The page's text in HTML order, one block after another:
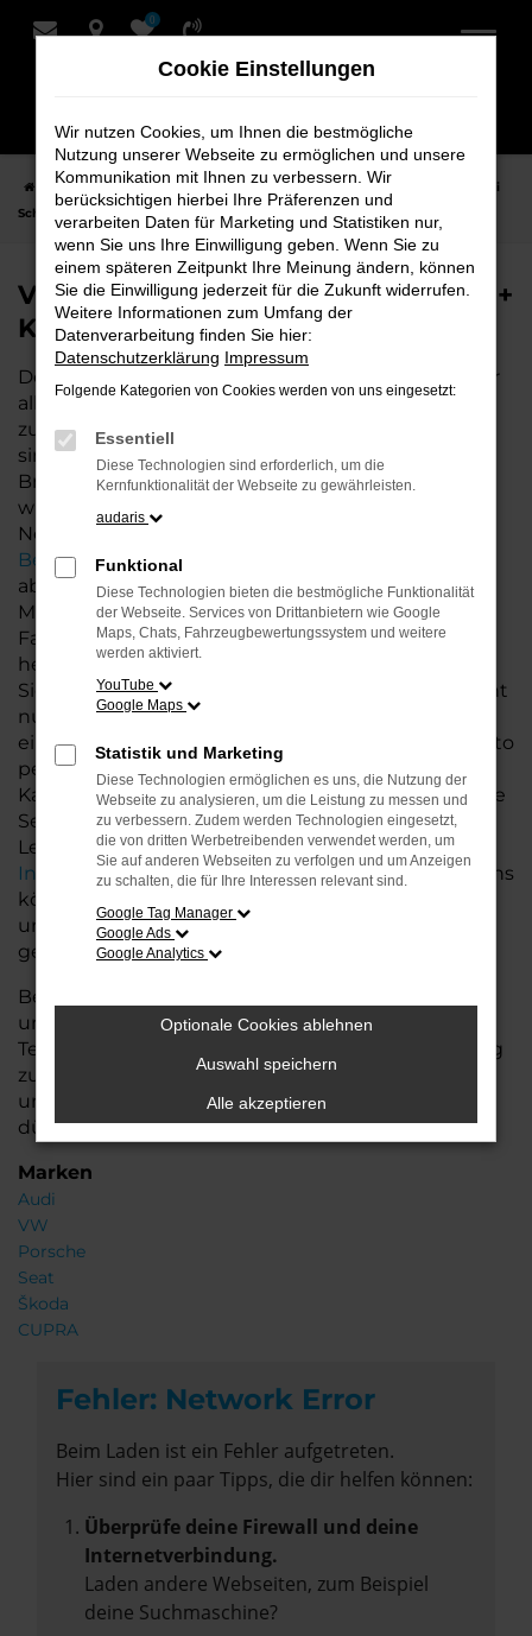
Zum
0
Startseite Hersteller VW VW Caddy
VW Caddy Neuwagen bei
Schmidt + Koch - Ihr VW Autohaus
VW Caddy Neuwagen bei Schmidt +
Koch - Ihr VW Autohaus
Der Neuwagen VW Caddy ist die perfekte Wahl für
alle, die auf der Suche nach einem modernen,
zuverlässigen und gut ausgestatteten Fahrzeug
sind. Als VW Autohaus an unseren Standorten in
Bremen, Bremerhaven und Niedersachsen bieten
wir Ihnen nicht nur eine große Auswahl an
Neuwagen, sondern auch eine
Beratung, die speziell auf Ihre Bedürfnisse
abgestimmt ist.
Mit dem VW Caddy entscheiden Sie sich für ein
Fahrzeug, das mit modernster Technologie,
herausragendem Fahrkomfort und exzellenter
Sicherheit überzeugt. Der Caddy bietet Ihnen nicht
nur ein hochwertiges Fahrerlebnis, sondern auch
eine Vielzahl an Ausstattungsoptionen, die das Auto
perfekt an Ihre Wünsche anpassen.Neben dem
Kauf Ihres Neuwagens bieten wir Ihnen zusätzliche
Services wie flexible Finanzierungs- und
Leasingmöglichkeiten sowie einefaire
InzahlungnahmeIhres aktuellen Fahrzeugs. Bei uns
können Sie den Erwerb Ihres VW Caddy so
unkompliziert und komfortabel wie möglich
gestalten.
Besuchen Sie uns und entdecken Sie die Vielfalt
unserer Neuwagen-Angebote. Unser erfahrenes
Team berät Sie gerne und hilft Ihnen, das Fahrzeug
zu finden, das perfekt zu Ihnen passt. Wir freuen
uns darauf, Sie in unserem Autohaus begrüßen zu
dürfen!
Marken
Audi
VW
Porsche
Seat
Škoda
CUPRA
Fehler: Network Error
Beim Laden ist ein Fehler aufgetreten.
Hier sind ein paar Tipps, die dir helfen können:
Überprüfe deine Firewall und deine
Internetverbindung.
Laden andere Webseiten, zum Beispiel
deine Suchmaschine?
Cookie Einstellungen
Wir nutzen Cookies, um Ihnen die bestmögliche
Nutzung unserer Webseite zu ermöglichen und unsere
Kommunikation mit Ihnen zu verbessern. Wir
berücksichtigen hierbei Ihre Präferenzen und
verarbeiten Daten für Marketing und Statistiken nur,
wenn Sie uns Ihre Einwilligung geben. Wenn Sie zu
einem späteren Zeitpunkt Ihre Meinung ändern, können
Sie die Einwilligung jederzeit für die Zukunft widerrufen.
Weitere Informationen zum Umfang der
Datenverarbeitung finden Sie hier:
Datenschutzerklärung Impressum
Folgende Kategorien von Cookies werden von uns eingesetzt:
Essentiell
Diese Technologien sind erforderlich, um die
Kernfunktionalität der Webseite zu gewährleisten.
audaris
Funktional
Diese Technologien bieten die bestmögliche Funktionalität
der Webseite. Services von Drittanbietern wie Google
Maps, Chats, Fahrzeugbewertungssystem und weitere
werden aktiviert.
YouTube
Google Maps
Statistik und Marketing
Diese Technologien ermöglichen es uns, die Nutzung der
Webseite zu analysieren, um die Leistung zu messen und
zu verbessern. Zudem werden Technologien eingesetzt,
die von dritten Werbetreibenden verwendet werden, um
Sie auf anderen Webseiten zu verfolgen und um Anzeigen
zu schalten, die für Ihre Interessen relevant sind.
Google Tag Manager
Google Ads
Google Analytics
Optionale Cookies ablehnen
Auswahl speichern
Alle akzeptieren